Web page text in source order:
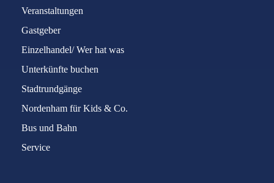
Hier präsentieren wir Ihnen mit Hilfe der
"Open@Rathaus" Technologie immer neue
und innovative Online-Lösungen zum
Bürgerservice und E-Goverment.
Veranstaltungen
Gastgeber
Einzelhandel/ Wer hat was
Unterkünfte buchen
Stadtrundgänge
Nordenham für Kids & Co.
Bus und Bahn
Service